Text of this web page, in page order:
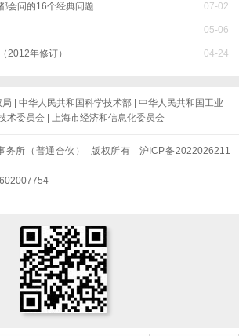
07-02
会问的16个经典问题
05-06
04-24
2012年修订）
局 |中华人民共和国科学技术部 |中华人民共和国工业
术委员会 |上海市经济和信息化委员会
务所（普通合伙） 版权所有 沪ICP备2022026211